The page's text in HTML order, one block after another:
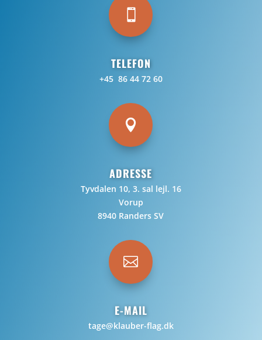

TELEFON
+45 86 44 72 60

ADRESSE
Tyvdalen 10, 3. sal lejl. 16
Vorup
8940 Randers SV

E-MAIL
tage@klauber-flag.dk